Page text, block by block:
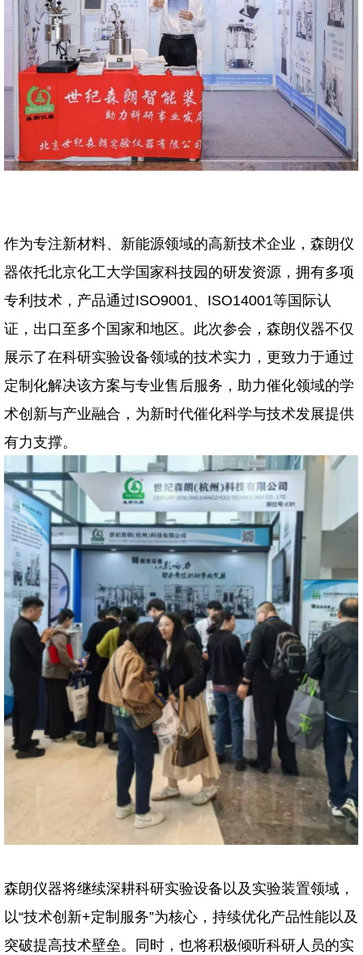
作为专注新材料、新能源领域的高新技术企业，森朗仪
器依托北京化工大学国家科技园的研发资源，拥有多项
专利技术，产品通过ISO9001、ISO14001等国际认
证，出口至多个国家和地区。此次参会，森朗仪器不仅
展示了在科研实验设备领域的技术实力，更致力于通过
定制化解决该方案与专业售后服务，助力催化领域的学
术创新与产业融合，为新时代催化科学与技术发展提供
有力支撑。
森朗仪器将继续深耕科研实验设备以及实验装置领域，
以“技术创新+定制服务”为核心，持续优化产品性能以及
突破提高技术壁垒。同时，也将积极倾听科研人员的实